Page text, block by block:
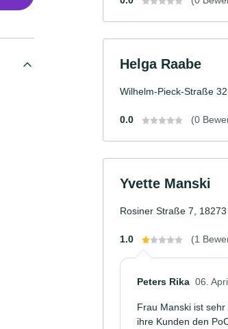
Helga Raabe
Wilhelm-Pieck-Straße
0.0 (0
Yvette Manski
Rosiner Straße 7,
1.0 (1
Peters Rika 06.
Frau Manski ist
ihre Kunden den